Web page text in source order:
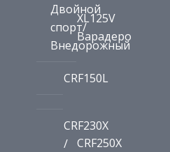
Двойной
спорт/
Внедорожный
XL125V
Варадеро
CRF150L
CRF230X
/ CRF250X